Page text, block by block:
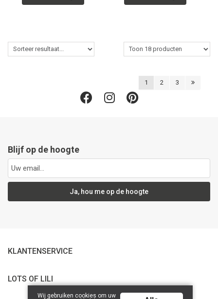
1 2 3
Blijf op de hoogte
Ja, hou me op de hoogte
KLANTENSERVICE
LOTS OF LILI
Wij gebruiken cookies om uw